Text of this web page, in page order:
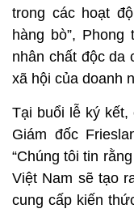
trong các hoạt
hàng bò”,
nhân chất độc da
xã hội của doanh
Tại buổi lễ ký kết,
Giám đốc
“Chúng tôi tin
Việt Nam sẽ tạo
cung cấp kiến